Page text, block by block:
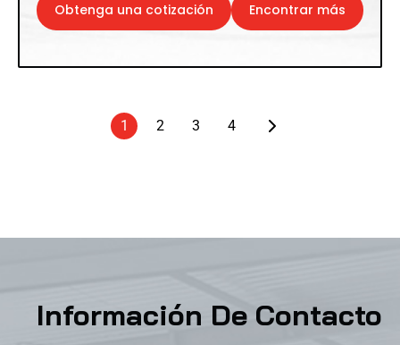
Obtenga una cotización Encontrar más
1 2 3 4
Información De Contacto